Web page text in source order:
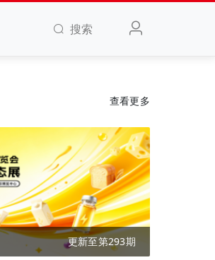
搜索
查看更多
更新至第293期